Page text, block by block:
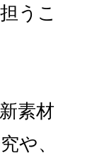
うこ
素材
や、